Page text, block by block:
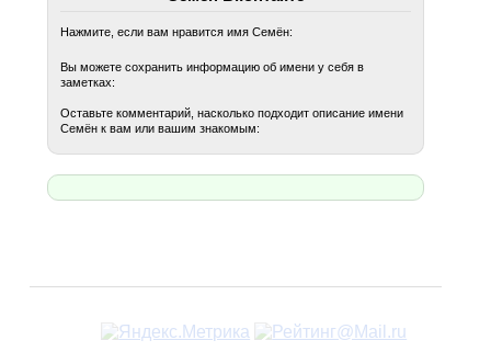
Нажмите, если вам нравится имя Семён:
Вы можете сохранить информацию об имени у себя в
заметках:
Оставьте комментарий, насколько подходит описание имени
Семён к вам или вашим знакомым: